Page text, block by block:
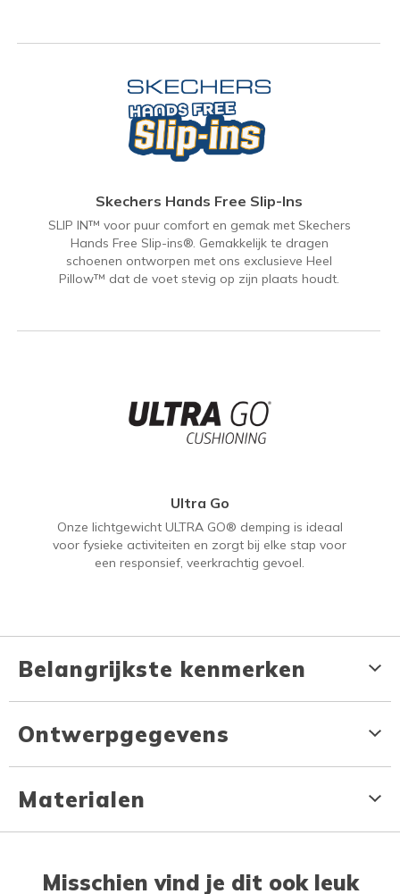
Skechers Hands Free Slip-Ins
SLIP IN™ voor puur comfort en gemak met Skechers
Hands Free Slip-ins®. Gemakkelijk te dragen
schoenen ontworpen met ons exclusieve Heel
Pillow™ dat de voet stevig op zijn plaats houdt.
Ultra Go
Onze lichtgewicht ULTRA GO® demping is ideaal
voor fysieke activiteiten en zorgt bij elke stap voor
een responsief, veerkrachtig gevoel.
Belangrijkste kenmerken
Ontwerpgegevens
Materialen
Misschien vind je dit ook leuk